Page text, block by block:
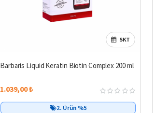
SKT
Barbaris Liquid Keratin Biotin Complex 200 ml
1.039,00 ₺
2. Ürün %5